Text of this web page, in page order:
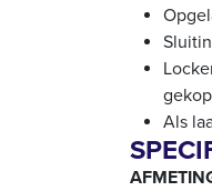
Als